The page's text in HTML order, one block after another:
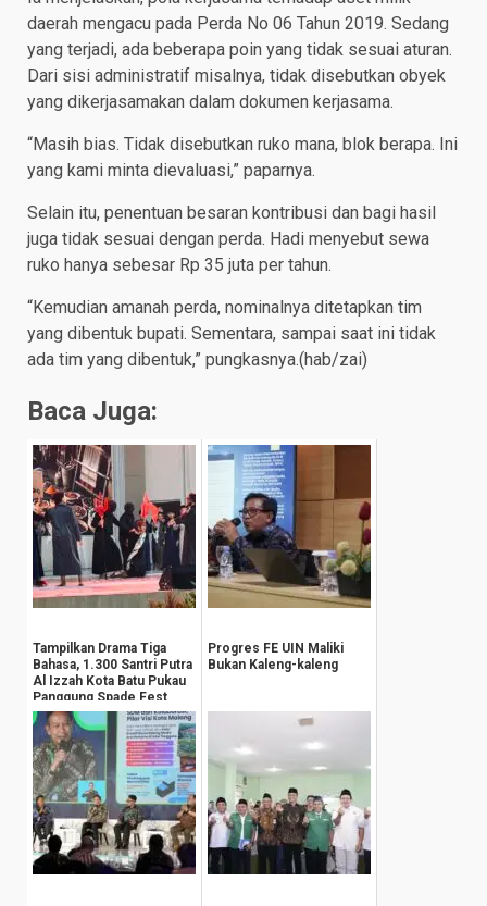
daerah mengacu pada Perda No 06 Tahun 2019. Sedang
yang terjadi, ada beberapa poin yang tidak sesuai aturan.
Dari sisi administratif misalnya, tidak disebutkan obyek
yang dikerjasamakan dalam dokumen kerjasama.
“Masih bias. Tidak disebutkan ruko mana, blok berapa. Ini
yang kami minta dievaluasi,” paparnya.
Selain itu, penentuan besaran kontribusi dan bagi hasil
juga tidak sesuai dengan perda. Hadi menyebut sewa
ruko hanya sebesar Rp 35 juta per tahun.
“Kemudian amanah perda, nominalnya ditetapkan tim
yang dibentuk bupati. Sementara, sampai saat ini tidak
ada tim yang dibentuk,” pungkasnya.(hab/zai)
Baca Juga:
Tampilkan Drama Tiga
Bahasa, 1.300 Santri Putra
Al Izzah Kota Batu Pukau
Panggung Spade Fest
Progres FE UIN Maliki
Bukan Kaleng-kaleng